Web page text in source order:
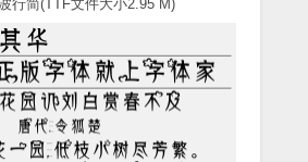
行简(TTF文件大小2.95 M)